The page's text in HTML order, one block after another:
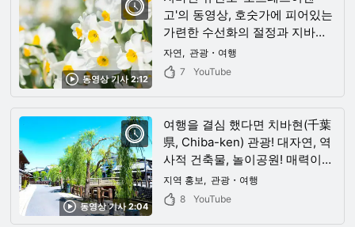
동영상 기사 2:12
고'의 동영상, 호숫가에 피어있는
가련한 수선화의 절정과 지바현
에 있는 에즈키스이센로드의 '수
선축제'의 볼거리도 소개
자연
관광・여행
7
YouTube
동영상 기사 2:04
여행을 결심 했다면 치바현(千葉
県, Chiba-ken) 관광! 대자연, 역
사적 건축물, 놀이공원! 매력이
가득한 관광지가 이렇게 많을 수
가 있나요?
지역 홍보
관광・여행
8
YouTube